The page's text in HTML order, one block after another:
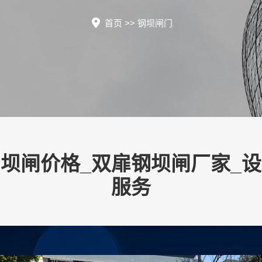
首页 >> 钢坝闸门
闸价格_双扉钢坝闸厂家_
服务